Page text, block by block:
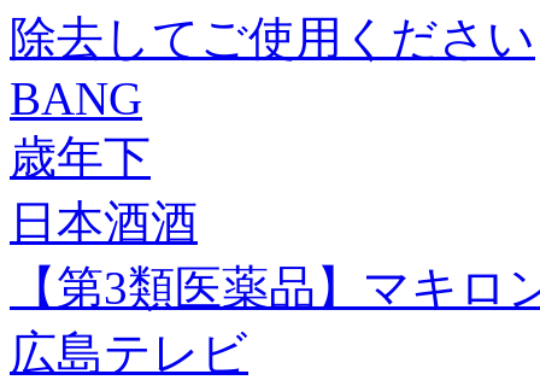
除去してご使用ください
BANG
歳年下
日本酒酒
【第3類医薬品】マキロ
広島テレビ